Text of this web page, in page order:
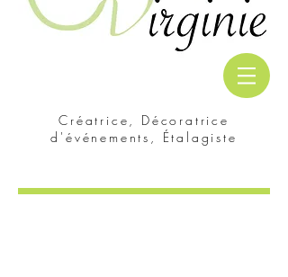
Créatrice, Décoratrice
d'événements, Étalagiste